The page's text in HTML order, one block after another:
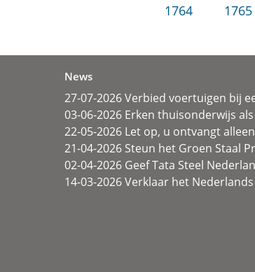
1764
1765
News
27-07-2026 Verbied voertuigen bij
03-06-2026 Erken thuisonderwijs
22-05-2026 Let op, u ontvangt
21-04-2026 Steun het Groen Staal
02-04-2026 Geef Tata Steel
14-03-2026 Verklaar het